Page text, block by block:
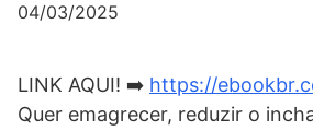
04/03/2025
LINK AQUI! ➡️ https://
Quer emagrecer, reduzir o